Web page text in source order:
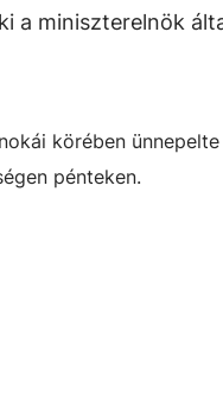
a miniszterelnök
körében
pénteken.